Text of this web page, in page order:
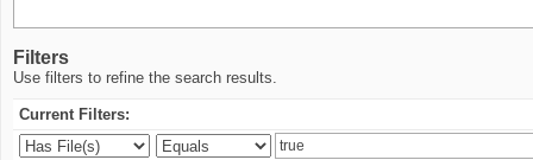
Filters
Use filters to refine the search results.
Current Filters: